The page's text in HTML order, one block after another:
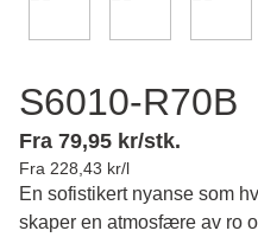
S6010-R70B
Fra 79,95 kr/stk.
Fra 228,43 kr/l
En sofistikert nyanse som
skaper en atmosfære av ro